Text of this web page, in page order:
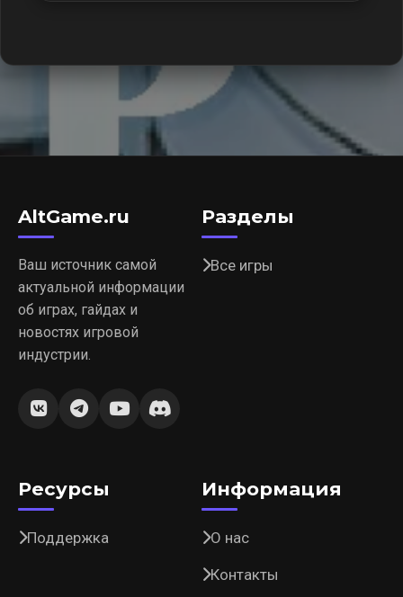
AltGame.ru
Ваш источник самой
актуальной информации
об играх, гайдах и
новостях игровой
индустрии.
Разделы
Все игры
Ресурсы
Поддержка
Информация
О нас
Контакты